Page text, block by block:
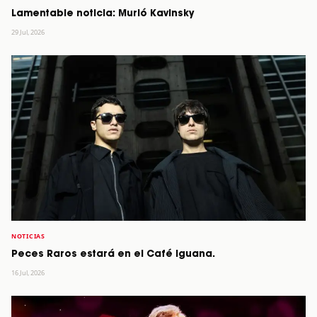
Lamentable noticia: Murió Kavinsky
29 Jul, 2026
NOTICIAS
Peces Raros estará en el Café Iguana.
16 Jul, 2026